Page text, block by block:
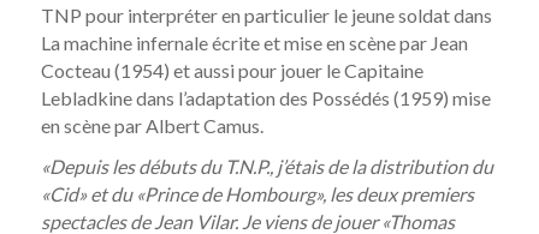
TNP pour interpréter en particulier le jeune soldat dans
La machine infernale écrite et mise en scène par Jean
Cocteau (1954) et aussi pour jouer le Capitaine
Lebladkine dans l’adaptation des Possédés (1959) mise
en scène par Albert Camus.
«Depuis les débuts du T.N.P., j’étais de la distribution du
«Cid» et du «Prince de Hombourg», les deux premiers
spectacles de Jean Vilar. Je viens de jouer «Thomas